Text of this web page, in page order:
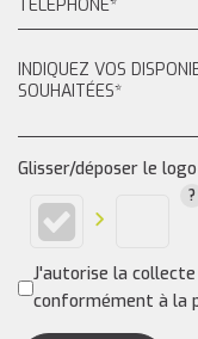
Glisser/déposer le
J'autorise la
conformément à la